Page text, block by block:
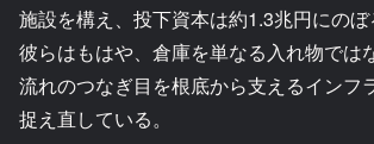
施設を構え、投下資本は約1.3兆円にのぼ
彼らはもはや、倉庫を単なる入れ物では
流れのつなぎ目を根底から支えるインフ
捉え直している。